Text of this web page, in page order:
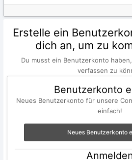
Erstelle ein
dich an, um zu
Du musst ein Benutzerkonto
verfassen zu
Benutzerkonto
Neues Benutzerkonto für unsere
einfach!
Neues Benutzerkonto